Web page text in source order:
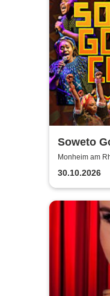
Soweto
(Zulu:
Monheim am
30.10.2026